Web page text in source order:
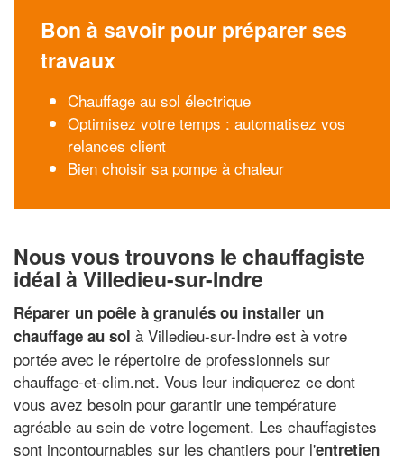
Bon à savoir pour préparer ses
travaux
Chauffage au sol électrique
Optimisez votre temps : automatisez vos
relances client
Bien choisir sa pompe à chaleur
Nous vous trouvons le chauffagiste
idéal à Villedieu-sur-Indre
Réparer un poêle à granulés ou installer un
chauffage au sol à Villedieu-sur-Indre est à votre
portée avec le répertoire de professionnels sur
chauffage-et-clim.net. Vous leur indiquerez ce dont
vous avez besoin pour garantir une température
agréable au sein de votre logement. Les chauffagistes
sont incontournables sur les chantiers pour l'entretien